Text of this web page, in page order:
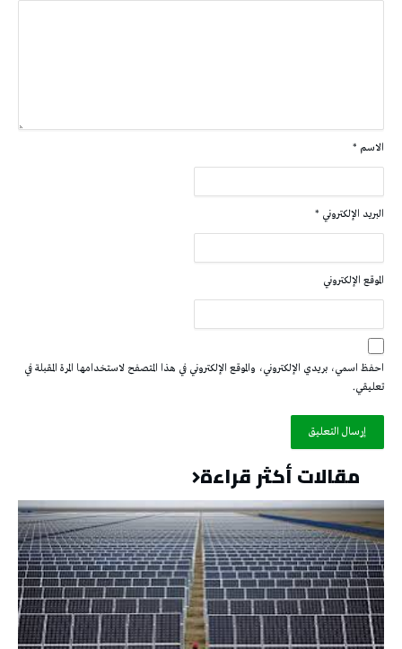
الاسم *
البريد الإلكتروني *
الموقع الإلكتروني
احفظ اسمي، بريدي الإلكتروني، والموقع الإلكتروني في هذا المتصفح لاستخدامها المرة المقبلة في
تعليقي.
مقالات أكثر قراءة